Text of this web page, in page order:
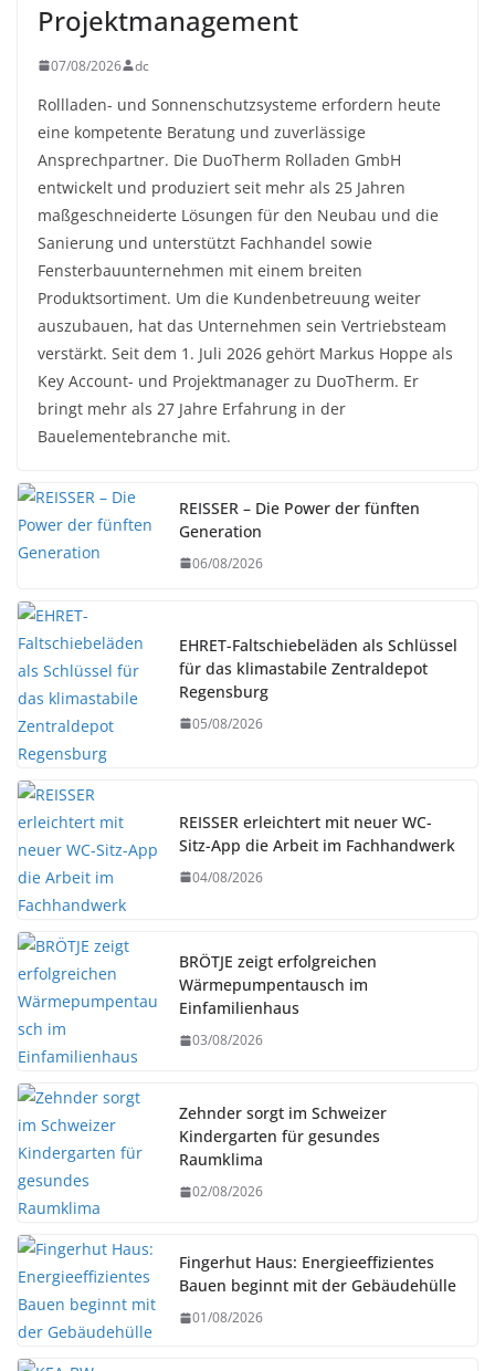
Projektmanagement
07/08/2026 dc
Rollladen- und Sonnenschutzsysteme erfordern heute
eine kompetente Beratung und zuverlässige
Ansprechpartner. Die DuoTherm Rolladen GmbH
entwickelt und produziert seit mehr als 25 Jahren
maßgeschneiderte Lösungen für den Neubau und die
Sanierung und unterstützt Fachhandel sowie
Fensterbauunternehmen mit einem breiten
Produktsortiment. Um die Kundenbetreuung weiter
auszubauen, hat das Unternehmen sein Vertriebsteam
verstärkt. Seit dem 1. Juli 2026 gehört Markus Hoppe als
Key Account- und Projektmanager zu DuoTherm. Er
bringt mehr als 27 Jahre Erfahrung in der
Bauelementebranche mit.
REISSER – Die Power der fünften
Generation
06/08/2026
EHRET-Faltschiebeläden als Schlüssel
für das klimastabile Zentraldepot
Regensburg
05/08/2026
REISSER erleichtert mit neuer WC-
Sitz-App die Arbeit im Fachhandwerk
04/08/2026
BRÖTJE zeigt erfolgreichen
Wärmepumpentausch im
Einfamilienhaus
03/08/2026
Zehnder sorgt im Schweizer
Kindergarten für gesundes
Raumklima
02/08/2026
Fingerhut Haus: Energieeffizientes
Bauen beginnt mit der Gebäudehülle
01/08/2026